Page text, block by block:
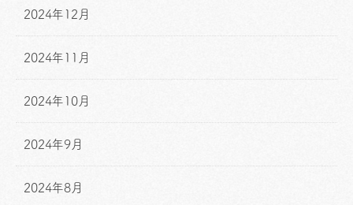
2024年12月
2024年11月
2024年10月
2024年9月
2024年8月